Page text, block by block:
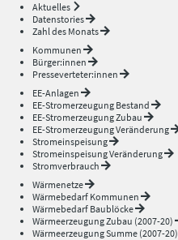
Aktuelles
Datenstories
Zahl des Monats
Kommunen
Bürger:innen
Presseverteter:innen
EE-Anlagen
EE-Stromerzeugung Bestand
EE-Stromerzeugung Zubau
EE-Stromerzeugung Veränderung
Stromeinspeisung
Stromeinspeisung Veränderung
Stromverbrauch
Wärmenetze
Wärmebedarf Kommunen
Wärmebedarf Baublöcke
Wärmeerzeugung Zubau (2007-20)
Wärmeerzeugung Summe (2007-20)